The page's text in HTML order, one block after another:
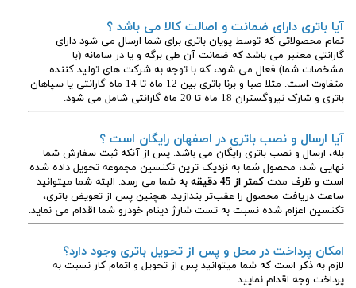
آیا باتری دارای ضمانت و اصالت کالا می باشد ؟
تمام محصولاتی که توسط پویان باتری برای شما ارسال می شود دارای
گارانتی معتبر می باشد که ضمانت آن طی برگه و یا در سامانه (با
مشخصات شما) فعال می شود، که با توجه به شرکت های تولید کننده
متفاوت است. مثلا صبا و برنا باتری بین 12 ماه تا 14 ماه گارانتی یا سپاهان
باتری و شارک نیروگستران 18 ماه تا 20 ماه گارانتی شامل می شود.
آیا ارسال و نصب باتری در اصفهان رایگان است ؟
بله، ارسال و نصب باتری رایگان می باشد. پس از آنکه ثبت سفارش شما
نهایی شد، محصول شما به نزدیک ترین تکنسین مجموعه تحویل داده شده
است و ظرف مدت کمتر از 45 دقیقه
به شما می رسد. البته شما میتوانید
ساعت دریافت محصول را عقب‌تر بندازید. هچنین پس از تعویض باتری،
تکنسین اعزام شده نسبت به تست شارژ دینام خودرو شما اقدام می نماید.
امکان پرداخت در محل و پس از تحویل باتری وجود دارد؟
لازم به ذکر است که شما میتوانید پس از تحویل و اتمام کار نسبت به
پرداخت وجه اقدام نمایید.